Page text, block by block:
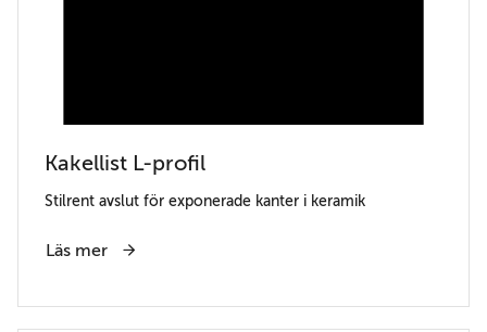
Kakellist L-profil
Stilrent avslut för exponerade kanter i keramik
Läs mer